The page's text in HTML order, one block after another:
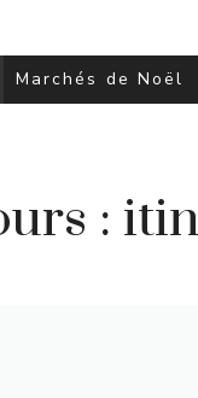
Marchés de Noël
: